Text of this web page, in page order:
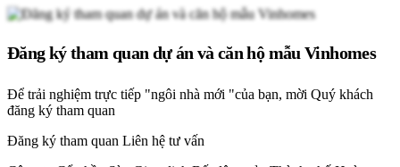
Đăng ký tham quan dự án và căn hộ mẫu Vinhomes
Để trải nghiệm trực tiếp "ngôi nhà mới "của bạn, mời Quý khách
đăng ký tham quan
Đăng ký tham quan Liên hệ tư vấn